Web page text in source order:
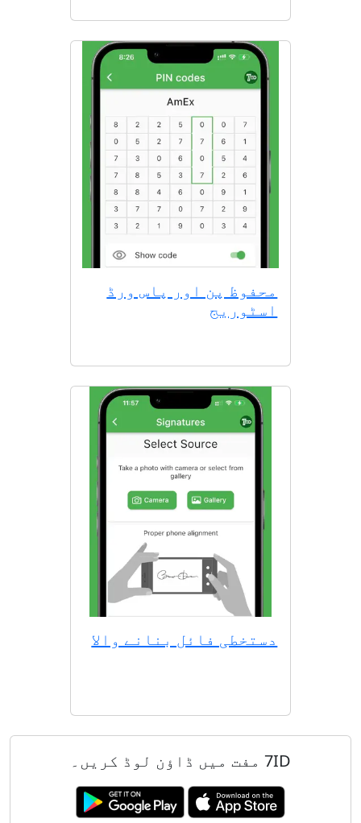
محفوظ پن اور پاس ورڈ
اسٹوریج
دستخطی فائل بنانے والا
7ID مفت میں ڈاؤن لوڈ کریں۔